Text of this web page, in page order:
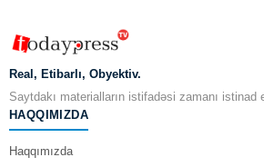
Real, Etibarlı, Obyektiv.
Saytdakı materialların istifadəsi zamanı istinad
HAQQIMIZDA
Haqqımızda